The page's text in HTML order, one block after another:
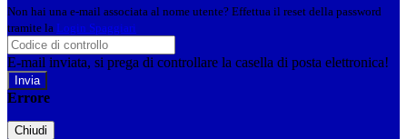
Non hai una e-mail associata al nome utente? Effettua il reset della password
tramite la Login Spaggiari
E-mail inviata, si prega di controllare la casella di posta elettronica!
Errore
Chiudi